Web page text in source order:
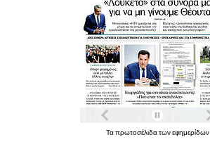
Τα πρωτοσέλιδα των εφημερίδων